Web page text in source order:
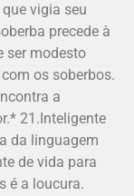
vigia seu
precede à
ser modesto
os soberbos.
a
21.Inteligente
da linguagem
de vida para
é a loucura.